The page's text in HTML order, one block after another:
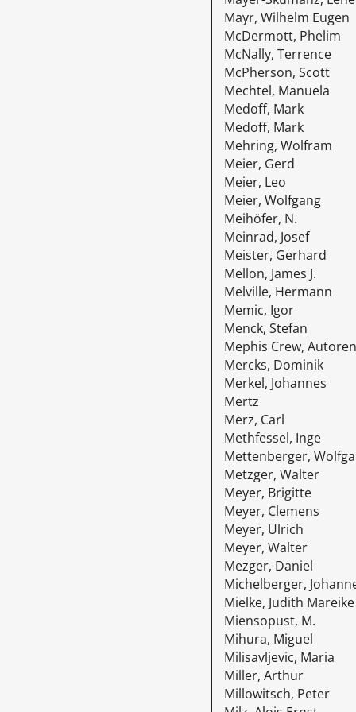
Mayr, Wilhelm Eugen
McDermott, Phelim
McNally, Terrence
McPherson, Scott
Mechtel, Manuela
Medoff, Mark
Medoff, Mark
Mehring, Wolfram
Meier, Gerd
Meier, Leo
Meier, Wolfgang
Meihöfer, N.
Meinrad, Josef
Meister, Gerhard
Mellon, James J.
Melville, Hermann
Memic, Igor
Menck, Stefan
Mephis Crew,
Mercks, Dominik
Merkel, Johannes
Mertz
Merz, Carl
Methfessel, Inge
Mettenberger,
Metzger, Walter
Meyer, Brigitte
Meyer, Clemens
Meyer, Ulrich
Meyer, Walter
Mezger, Daniel
Michelberger,
Mielke, Judith Mareike
Miensopust, M.
Mihura, Miguel
Milisavljevic, Maria
Miller, Arthur
Millowitsch, Peter